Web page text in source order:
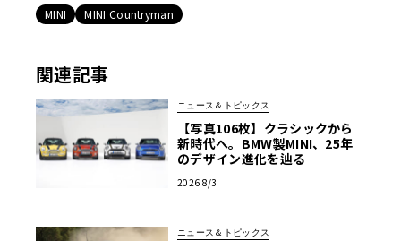
MINI MINI Countryman
関連記事
ニュース＆トピックス
【写真106枚】クラシックから
新時代へ。BMW製MINI、25年
のデザイン進化を辿る
2026 8/3
ニュース＆トピックス